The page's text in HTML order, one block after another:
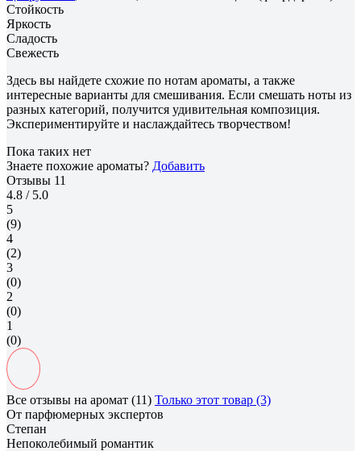
Стойкость
Яркость
Сладость
Свежесть
Здесь вы найдете схожие по нотам ароматы, а также
интересные варианты для смешивания. Если смешать ноты из
разных категорий, получится удивительная композиция.
Экспериментируйте и наслаждайтесь творчеством!
Пока таких нет
Знаете похожие ароматы? Добавить
Отзывы 11
4.8 / 5.0
5
(9)
4
(2)
3
(0)
2
(0)
1
(0)
Все отзывы на аромат (11) Только этот товар (3)
От парфюмерных экспертов
Степан
Непоколебимый романтик